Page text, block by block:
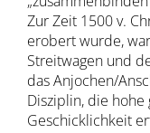
Zur Zeit 1500 v.
erobert wurde,
Streitwagen und
das Anjochen/
Disziplin, die
Geschicklichkeit